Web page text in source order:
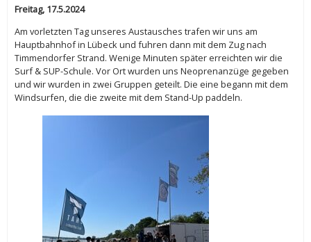
Freitag, 17.5.2024
Am vorletzten Tag unseres Austausches trafen wir uns am
Hauptbahnhof in Lübeck und fuhren dann mit dem Zug nach
Timmendorfer Strand. Wenige Minuten später erreichten wir die
Surf & SUP-Schule. Vor Ort wurden uns Neoprenanzüge gegeben
und wir wurden in zwei Gruppen geteilt. Die eine begann mit dem
Windsurfen, die die zweite mit dem Stand-Up paddeln.